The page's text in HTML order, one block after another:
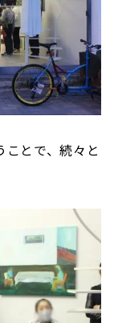
とで、続々と